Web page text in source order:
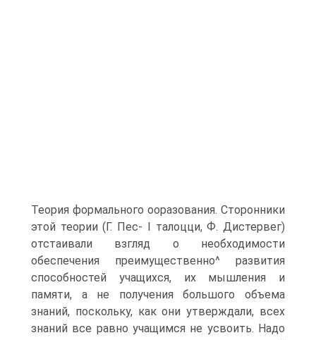
Теория формального ооразования. Сторонники
этой теории (Г. Пес- I талоцци, Ф. Дистервег)
отстаивали взгляд о необходимости
обеспечения преимущественно^ развития
способностей учащихся, их мышления и
памяти, а не получения большого объема
знаний, поскольку, как они утверждали, всех
знаний все равно учащимся не усвоить. Надо